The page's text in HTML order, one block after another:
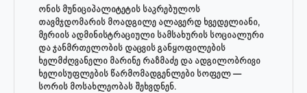
ონის მუნიციპალიტეტის საკრებულოს
თავმჯდომარის მოადგილე ალავერდ ხვედელიანი,
მერიის ადმინისტრაციული სამსახურის სოციალური
და ჯანმრთელობის დაცვის განყოფილების
ხელმძღვანელი მარინე რაზმაძე და ადგილობრივი
ხელისუფლების წარმომადგენლები სოფელ —
სორის მოსახლეობას შეხვდნენ.